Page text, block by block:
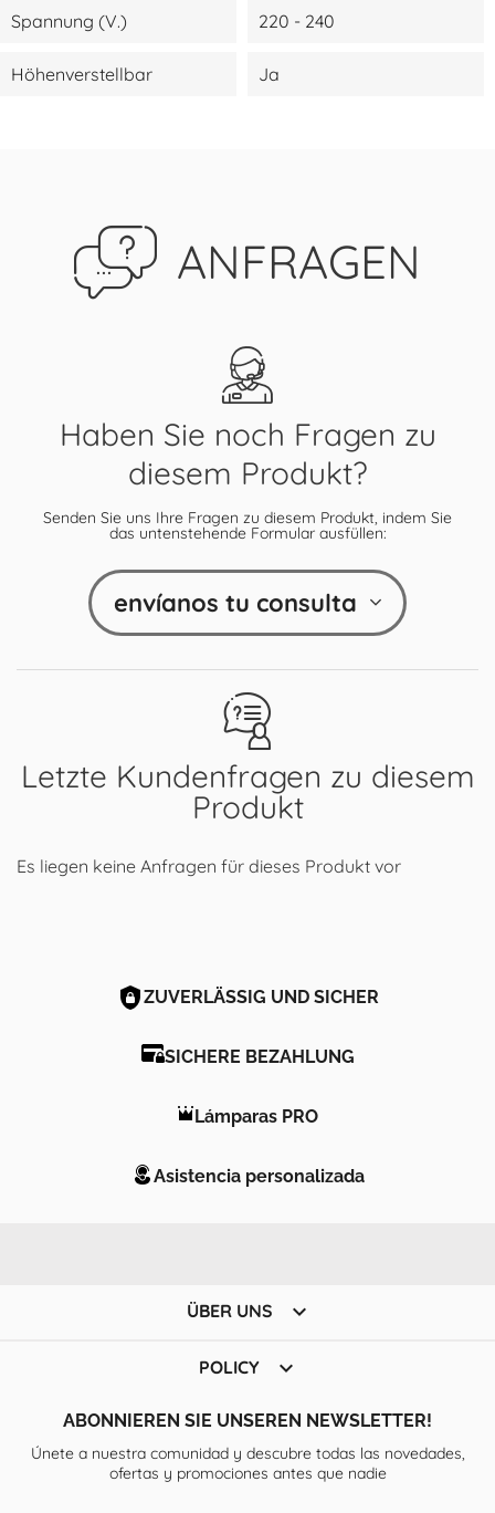
Spannung (V.) 220 - 240
Höhenverstellbar Ja
ANFRAGEN
Letzte Kundenfragen zu diesem
Produkt
Es liegen keine Anfragen für dieses Produkt vor
Haben Sie noch Fragen zu
diesem Produkt?
Senden Sie uns Ihre Fragen zu diesem Produkt, indem Sie
das untenstehende Formular ausfüllen:
envíanos tu consulta
ZUVERLÄSSIG UND SICHER
SICHERE BEZAHLUNG
Lámparas PRO
Asistencia personalizada
ÜBER UNS 
POLICY 
ABONNIEREN SIE UNSEREN NEWSLETTER!
Únete a nuestra comunidad y descubre todas las novedades,
ofertas y promociones antes que nadie